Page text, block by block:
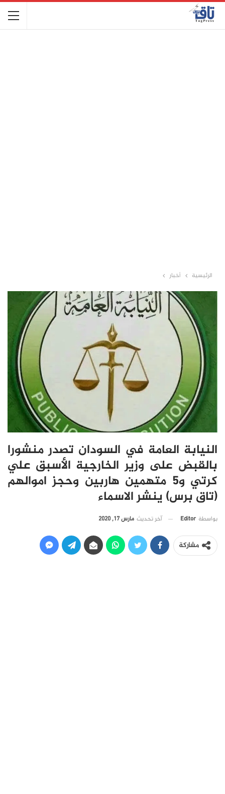
الرئيسية أخبار
النيابة العامة في السودان تصدر منشورا
بالقبض على وزير الخارجية الأسبق علي
كرتي و٥ متهمين هاربين وحجز اموالهم
(تاق برس) ينشر الاسماء
بواسطة Editor آخر تحديث مارس 17, 2020
مشاركة